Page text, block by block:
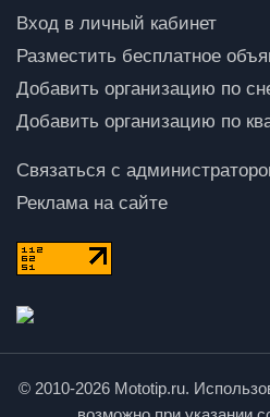
Вход в личный кабинет
Разместить бесплатное
Добавить организацию по
Добавить организацию по
Связаться с
Реклама на сайте
© 2010-2026 Mototip.ru.